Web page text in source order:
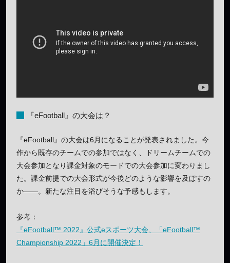
『eFootball』の大会は？
『eFootball』の大会は6月になることが発表されました。今
作から既存のチームでの参加ではなく、ドリームチームでの
大会参加となり課金対象のモードでの大会参加に変わりまし
た。課金前提での大会形式が今後どのような影響を及ぼすの
か——。新たな注目を浴びそうな予感もします。
参考：
『eFootball™ 2022』公式eスポーツ大会、「eFootball™
Championship 2022」6月に開催決定！